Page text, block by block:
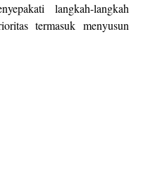
langkah-langkah
termasuk menyusun